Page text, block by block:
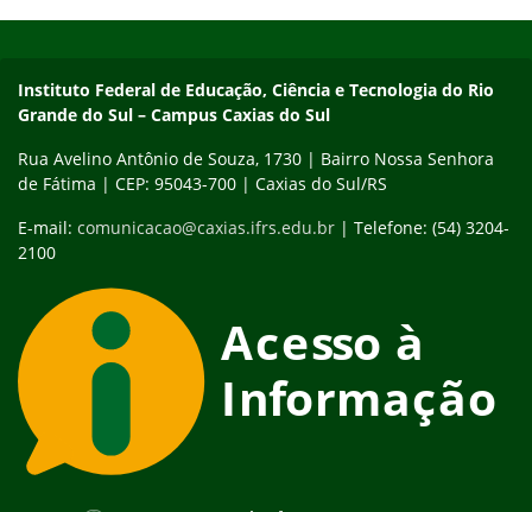
Instituto Federal de Educação, Ciência e Tecnologia do Rio
Grande do Sul – Campus Caxias do Sul
Rua Avelino Antônio de Souza, 1730 | Bairro Nossa Senhora
de Fátima | CEP: 95043-700 | Caxias do Sul/RS
E-mail: comunicacao@caxias.ifrs.edu.br | Telefone: (54) 3204-
2100